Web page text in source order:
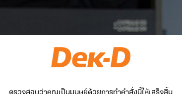
ตรวจสอบว่าคุณเป็นมนุษย์ด้วยการทำคำสั่งนี้ให้เสร็จสิ้น